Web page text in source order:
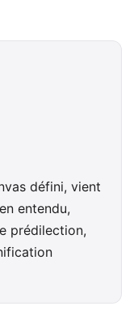
défini, vient
entendu,
prédilection,